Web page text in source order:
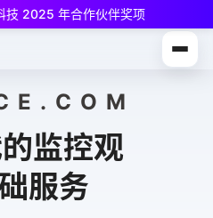
技 2025 年合作伙伴奖项
监控观
服务